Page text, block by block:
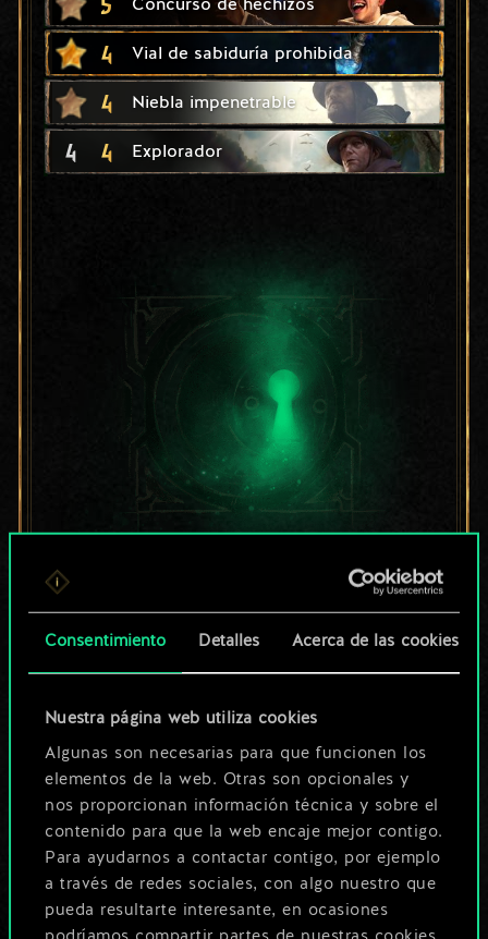
Consentimiento Detalles Acerca de las cookies
Nuestra página web utiliza cookies
Algunas son necesarias para que funcionen los
elementos de la web. Otras son opcionales y
nos proporcionan información técnica y sobre el
contenido para que la web encaje mejor contigo.
Para ayudarnos a contactar contigo, por ejemplo
a través de redes sociales, con algo nuestro que
pueda resultarte interesante, en ocasiones
5 Concurso de hechizos
4 Vial de sabiduría prohibida
4 Niebla impenetrable
4 4 Explorador
Por ahora, solo es
un conjunto de
cartas compartido.
¡Pero puede llegar a
ser mucho más!
Poner nombre a esta baraja y crear
una guía